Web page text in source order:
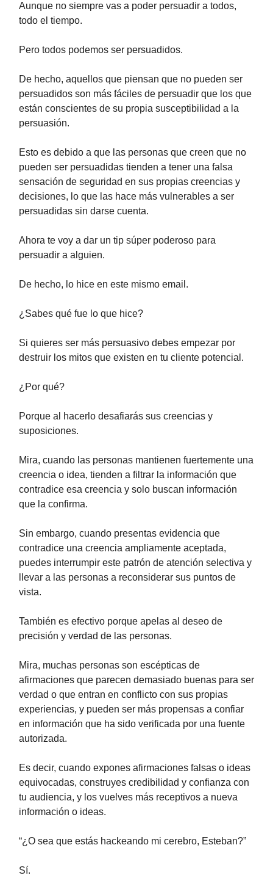
Aunque no siempre vas a poder persuadir a todos,
todo el tiempo.
Pero todos podemos ser persuadidos.
De hecho, aquellos que piensan que no pueden ser
persuadidos son más fáciles de persuadir que los que
están conscientes de su propia susceptibilidad a la
persuasión.
Esto es debido a que las personas que creen que no
pueden ser persuadidas tienden a tener una falsa
sensación de seguridad en sus propias creencias y
decisiones, lo que las hace más vulnerables a ser
persuadidas sin darse cuenta.
Ahora te voy a dar un tip súper poderoso para
persuadir a alguien.
De hecho, lo hice en este mismo email.
¿Sabes qué fue lo que hice?
Si quieres ser más persuasivo debes empezar por
destruir los mitos que existen en tu cliente potencial.
¿Por qué?
Porque al hacerlo desafiarás sus creencias y
suposiciones.
Mira, cuando las personas mantienen fuertemente una
creencia o idea, tienden a filtrar la información que
contradice esa creencia y solo buscan información
que la confirma.
Sin embargo, cuando presentas evidencia que
contradice una creencia ampliamente aceptada,
puedes interrumpir este patrón de atención selectiva y
llevar a las personas a reconsiderar sus puntos de
vista.
También es efectivo porque apelas al deseo de
precisión y verdad de las personas.
Mira, muchas personas son escépticas de
afirmaciones que parecen demasiado buenas para ser
verdad o que entran en conflicto con sus propias
experiencias, y pueden ser más propensas a confiar
en información que ha sido verificada por una fuente
autorizada.
Es decir, cuando expones afirmaciones falsas o ideas
equivocadas, construyes credibilidad y confianza con
tu audiencia, y los vuelves más receptivos a nueva
información o ideas.
“¿O sea que estás hackeando mi cerebro, Esteban?”
Sí.